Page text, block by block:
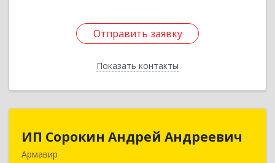
Отправить заявку
Показать контакты
Отправить заявку
Назад
ИП Сорокин Андрей Андреевич
Армавир
ИП Сорокин Андрей Андреевич